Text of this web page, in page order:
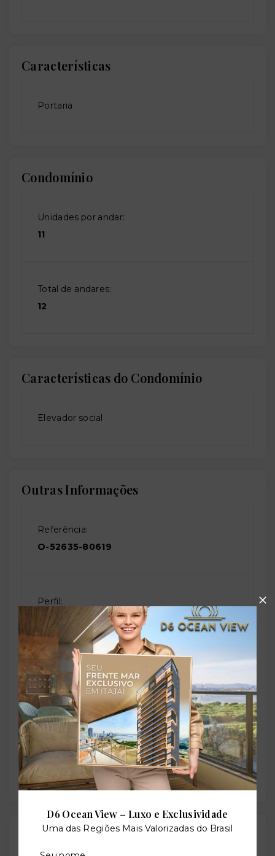
Características
Portaria
Condomínio
Unidades por andar:
11
Total de andares:
12
Características do Condomínio
Elevador social
Outras Informações
Referência:
O-52635-80619
Perfil:
Residencial
Situação:
Em construção
Previsão de entrega:
30/03/2027
Localização
D6 Ocean View – Luxo e Exclusividade
Uma das Regiões Mais Valorizadas do Brasil